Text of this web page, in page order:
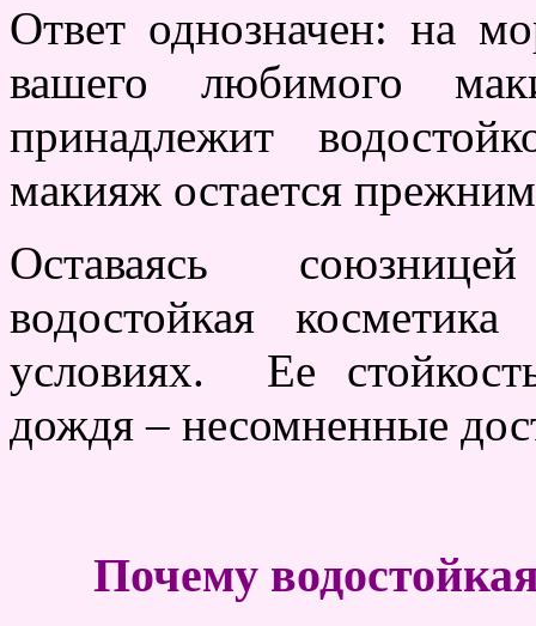
Ответ однозначен: на
вашего любимого
принадлежит
макияж остается
Оставаясь
водостойкая
условиях. Ее
дождя – несомненные
Почему